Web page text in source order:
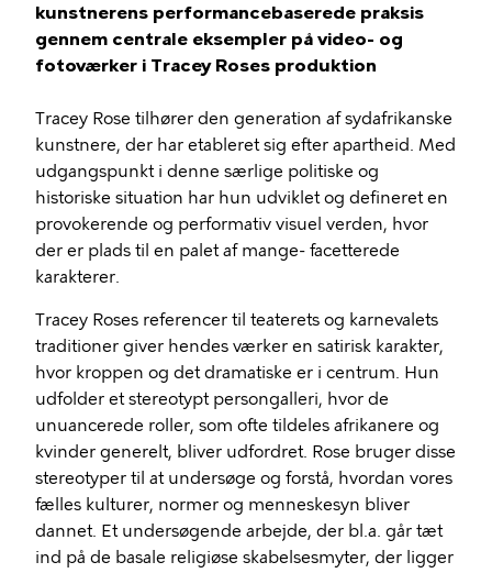
kunstnerens performancebaserede praksis
gennem centrale eksempler på video- og
fotoværker i Tracey Roses produktion
Tracey Rose tilhører den generation af sydafrikanske
kunstnere, der har etableret sig efter apartheid. Med
udgangspunkt i denne særlige politiske og
historiske situation har hun udviklet og defineret en
provokerende og performativ visuel verden, hvor
der er plads til en palet af mange- facetterede
karakterer.
Tracey Roses referencer til teaterets og karnevalets
traditioner giver hendes værker en satirisk karakter,
hvor kroppen og det dramatiske er i centrum. Hun
udfolder et stereotypt persongalleri, hvor de
unuancerede roller, som ofte tildeles afrikanere og
kvinder generelt, bliver udfordret. Rose bruger disse
stereotyper til at undersøge og forstå, hvordan vores
fælles kulturer, normer og menneskesyn bliver
dannet. Et undersøgende arbejde, der bl.a. går tæt
ind på de basale religiøse skabelsesmyter, der ligger